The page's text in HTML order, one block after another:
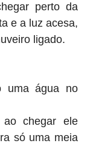
perto da
e a luz acesa,
ligado.
uma água no
chegar ele
só uma meia